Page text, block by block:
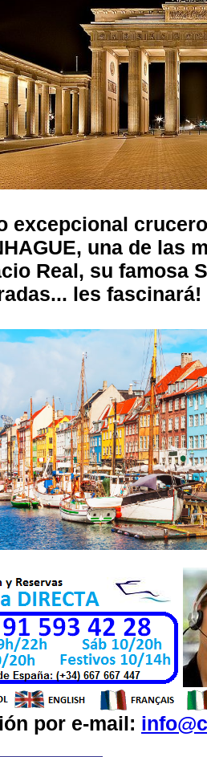
excepcional
una de las
Real, su famosa
les fascinará!
por e-mail: